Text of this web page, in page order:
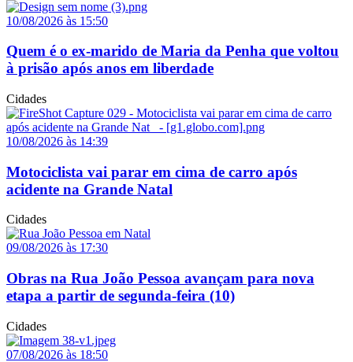
10/08/2026 às 15:50
Quem é o ex-marido de Maria da Penha que voltou
à prisão após anos em liberdade
Cidades
10/08/2026 às 14:39
Motociclista vai parar em cima de carro após
acidente na Grande Natal
Cidades
09/08/2026 às 17:30
Obras na Rua João Pessoa avançam para nova
etapa a partir de segunda-feira (10)
Cidades
07/08/2026 às 18:50